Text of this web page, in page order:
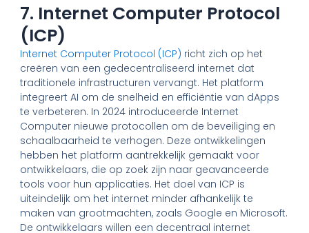
7. Internet Computer Protocol
(ICP)
Internet Computer Protocol (ICP) richt zich op het
creëren van een gedecentraliseerd internet dat
traditionele infrastructuren vervangt. Het platform
integreert AI om de snelheid en efficiëntie van dApps
te verbeteren. In 2024 introduceerde Internet
Computer nieuwe protocollen om de beveiliging en
schaalbaarheid te verhogen. Deze ontwikkelingen
hebben het platform aantrekkelijk gemaakt voor
ontwikkelaars, die op zoek zijn naar geavanceerde
tools voor hun applicaties. Het doel van ICP is
uiteindelijk om het internet minder afhankelijk te
maken van grootmachten, zoals Google en Microsoft.
De ontwikkelaars willen een decentraal internet